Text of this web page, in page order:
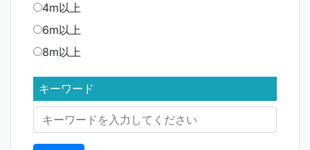
4m以上
6m以上
8m以上
キーワード